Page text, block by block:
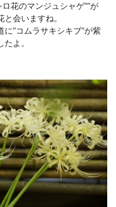
花のマンジュシャゲ””が
会いますね。
”コムラサキシキブ”が紫
よ。